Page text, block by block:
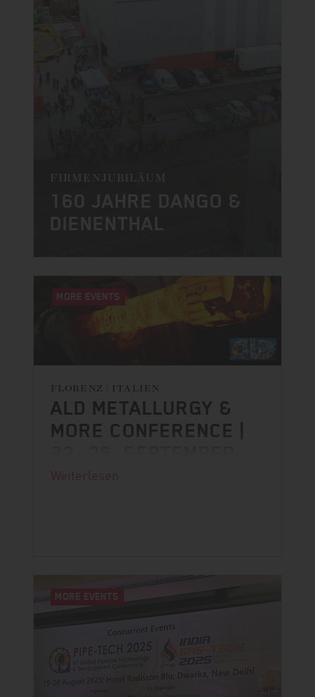
160 JAHRE DANGO &
MORE EVENTS
FLORENZ | ITALIEN
ALD METALLURGY &
MORE CONFERENCE |
Weiterlesen
MORE EVENTS